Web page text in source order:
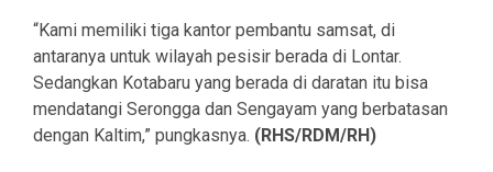
“Kami memiliki tiga kantor pembantu samsat, di
antaranya untuk wilayah pesisir berada di Lontar.
Sedangkan Kotabaru yang berada di daratan itu bisa
mendatangi Serongga dan Sengayam yang berbatasan
dengan Kaltim,” pungkasnya. (RHS/RDM/RH)